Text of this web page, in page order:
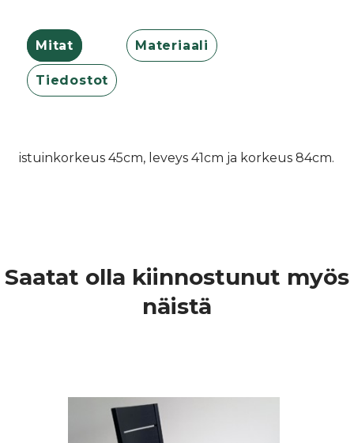
Mitat Materiaali
Tiedostot
istuinkorkeus 45cm, leveys 41cm ja korkeus 84cm.
Saatat olla kiinnostunut myös
näistä